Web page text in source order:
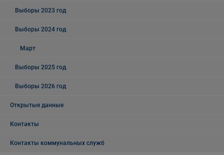
Выборы 2023 год
Выборы 2024 год
Март
Выборы 2025 год
Выборы 2026 год
Открытые данные
Контакты
Контакты коммунальных служб